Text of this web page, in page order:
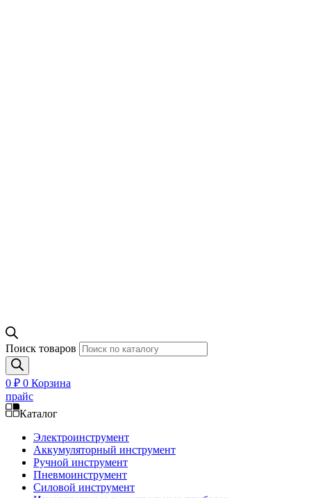
Поиск товаров
0 ₽ 0 Корзина
прайс
Каталог
Электроинструмент
Аккумуляторный инструмент
Ручной инструмент
Пневмоинструмент
Силовой инструмент